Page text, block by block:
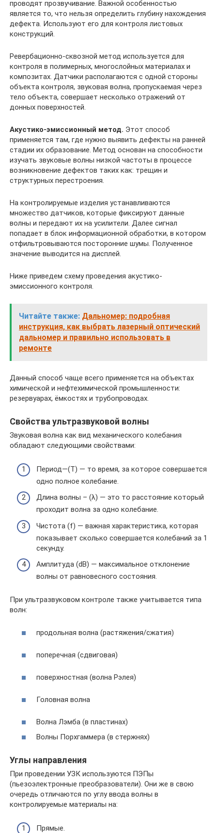
проводят прозвучивание. Важной особенностью
является то, что нельзя определить глубину нахождения
дефекта. Используют его для контроля листовых
конструкций.
Ревербационно-сквозной метод используется для
контроля в полимерных, многослойных материалах и
композитах. Датчики располагаются с одной стороны
объекта контроля, звуковая волна, пропускаемая через
тело объекта, совершает несколько отражений от
донных поверхностей.
Акустико-эмиссионный метод. Этот способ
применяется там, где нужно выявить дефекты на ранней
стадии их образование. Метод основан на способности
изучать звуковые волны низкой частоты в процессе
возникновение дефектов таких как: трещин и
структурных перестроения.
На контролируемые изделия устанавливаются
множество датчиков, которые фиксируют данные
волны и передают их на усилители. Далее сигнал
попадает в блок информационной обработки, в котором
отфильтровываются посторонние шумы. Полученное
значение выводится на дисплей.
Ниже приведем схему проведения акустико-
эмиссионного контроля.
Читайте также: Дальномер: подробная
инструкция, как выбрать лазерный оптический
дальномер и правильно использовать в
ремонте
Данный способ чаще всего применяется на объектах
химической и нефтехимической промышленности:
резервуарах, ёмкостях и трубопроводах.
Свойства ультразвуковой волны
Звуковая волна как вид механического колебания
обладают следующими свойствами:
Период—(Т) — то время, за которое совершается
одно полное колебание.
Длина волны – (λ) — это то расстояние который
проходит волна за одно колебание.
Чистота (f) — важная характеристика, которая
показывает сколько совершается колебаний за 1
секунду.
Амплитуда (dB) — максимальное отклонение
волны от равновесного состояния.
При ультразвуковом контроле также учитывается типа
волн:
продольная волна (растяжения/сжатия)
поперечная (сдвиговая)
поверхностная (волна Рэлея)
Головная волна
Волна Лэмба (в пластинах)
Волны Порхгаммера (в стержнях)
Углы направления
При проведении УЗК используются ПЭПы
(пьезоэлектронные преобразователи). Они же в свою
очередь отличаются по углу ввода волны в
контролируемые материалы на:
Прямые.